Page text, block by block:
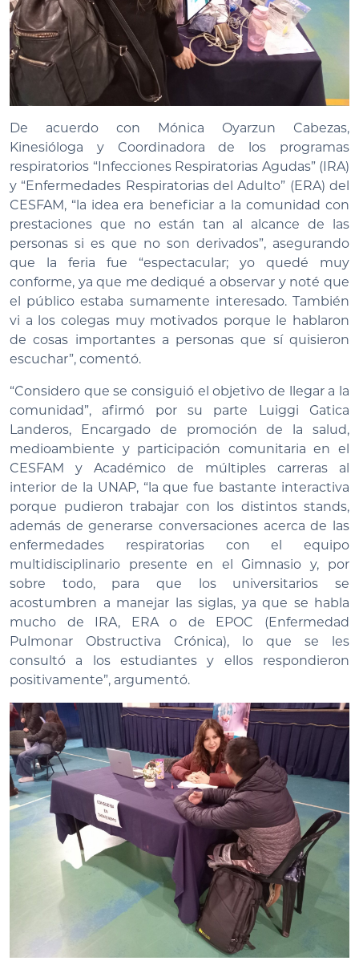
De acuerdo con Mónica Oyarzun Cabezas,
Kinesióloga y Coordinadora de los programas
respiratorios “Infecciones Respiratorias Agudas” (IRA)
y “Enfermedades Respiratorias del Adulto” (ERA) del
CESFAM, “la idea era beneficiar a la comunidad con
prestaciones que no están tan al alcance de las
personas si es que no son derivados”, asegurando
que la feria fue “espectacular; yo quedé muy
conforme, ya que me dediqué a observar y noté que
el público estaba sumamente interesado. También
vi a los colegas muy motivados porque le hablaron
de cosas importantes a personas que sí quisieron
escuchar”, comentó.
“Considero que se consiguió el objetivo de llegar a la
comunidad”, afirmó por su parte Luiggi Gatica
Landeros, Encargado de promoción de la salud,
medioambiente y participación comunitaria en el
CESFAM y Académico de múltiples carreras al
interior de la UNAP, “la que fue bastante interactiva
porque pudieron trabajar con los distintos stands,
además de generarse conversaciones acerca de las
enfermedades respiratorias con el equipo
multidisciplinario presente en el Gimnasio y, por
sobre todo, para que los universitarios se
acostumbren a manejar las siglas, ya que se habla
mucho de IRA, ERA o de EPOC (Enfermedad
Pulmonar Obstructiva Crónica), lo que se les
consultó a los estudiantes y ellos respondieron
positivamente”, argumentó.